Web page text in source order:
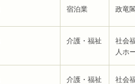
宿泊業 政竜
介護・福祉
社会
人ホ
介護・福祉
社会